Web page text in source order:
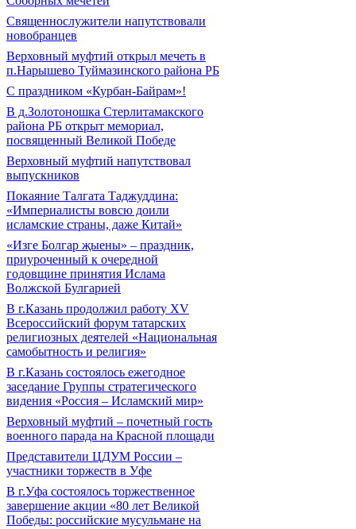
Священнослужители напутствовали
новобранцев
Верховный муфтий открыл мечеть в
п.Нарышево Туймазинского района РБ
С праздником «Курбан-Байрам»!
В д.Золотоношка Стерлитамакского
района РБ открыт мемориал,
посвященный Великой Победе
Верховный муфтий напутствовал
выпускников
Покаяние Талгата Таджуддина:
«Империалисты вовсю доили
исламские страны, даже Китай»
«Изге Болгар җыены» – праздник,
приуроченный к очередной
годовщине принятия Ислама
Волжской Булгарией
В г.Казань продолжил работу XV
Всероссийский форум татарских
религиозных деятелей «Национальная
самобытность и религия»
В г.Казань состоялось ежегодное
заседание Группы стратегического
видения «Россия – Исламский мир»
Верховный муфтий – почетный гость
военного парада на Красной площади
Представители ЦДУМ России –
участники торжеств в Уфе
В г.Уфа состоялось торжественное
завершение акции «80 лет Великой
Победы: российские мусульмане на